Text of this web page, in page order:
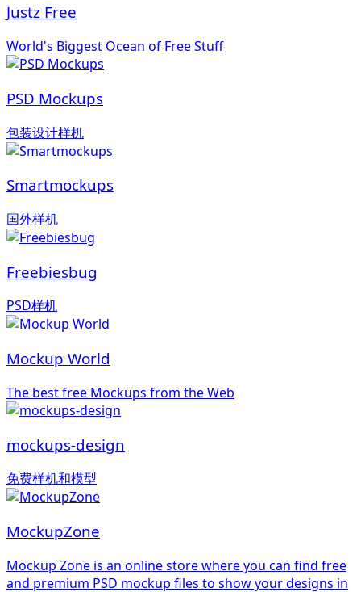
Justz Free
World's Biggest Ocean of Free Stuff
PSD Mockups
包装设计样机
Smartmockups
国外样机
Freebiesbug
PSD样机
Mockup World
The best free Mockups from the Web
mockups-design
免费样机和模型
MockupZone
Mockup Zone is an online store where you can find free
and premium PSD mockup files to show your designs in